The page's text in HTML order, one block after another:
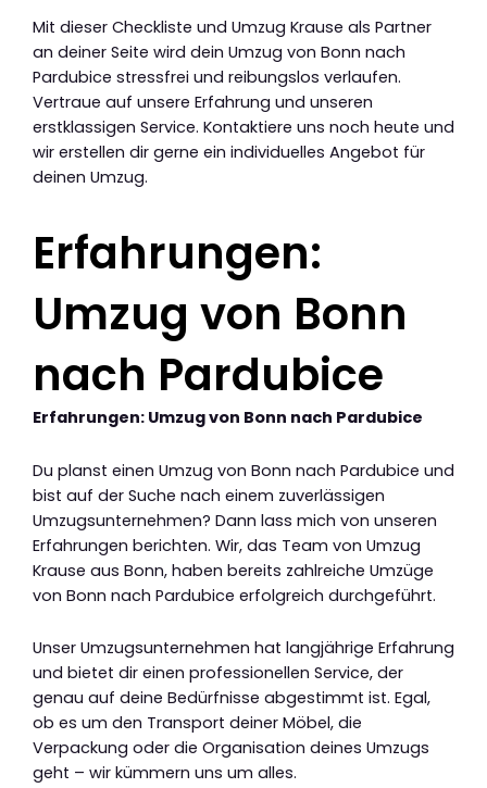
Mit dieser Checkliste und Umzug Krause als Partner
an deiner Seite wird dein Umzug von Bonn nach
Pardubice stressfrei und reibungslos verlaufen.
Vertraue auf unsere Erfahrung und unseren
erstklassigen Service. Kontaktiere uns noch heute und
wir erstellen dir gerne ein individuelles Angebot für
deinen Umzug.
Erfahrungen:
Umzug von Bonn
nach Pardubice
Erfahrungen: Umzug von Bonn nach Pardubice
Du planst einen Umzug von Bonn nach Pardubice und
bist auf der Suche nach einem zuverlässigen
Umzugsunternehmen? Dann lass mich von unseren
Erfahrungen berichten. Wir, das Team von Umzug
Krause aus Bonn, haben bereits zahlreiche Umzüge
von Bonn nach Pardubice erfolgreich durchgeführt.
Unser Umzugsunternehmen hat langjährige Erfahrung
und bietet dir einen professionellen Service, der
genau auf deine Bedürfnisse abgestimmt ist. Egal,
ob es um den Transport deiner Möbel, die
Verpackung oder die Organisation deines Umzugs
geht – wir kümmern uns um alles.